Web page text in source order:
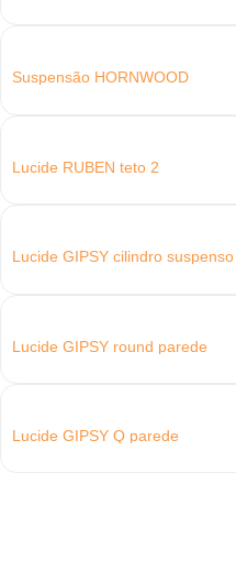
Suspensão HORNWOOD
Lucide RUBEN teto 2
Lucide GIPSY cilindro suspenso
Lucide GIPSY round parede
Lucide GIPSY Q parede